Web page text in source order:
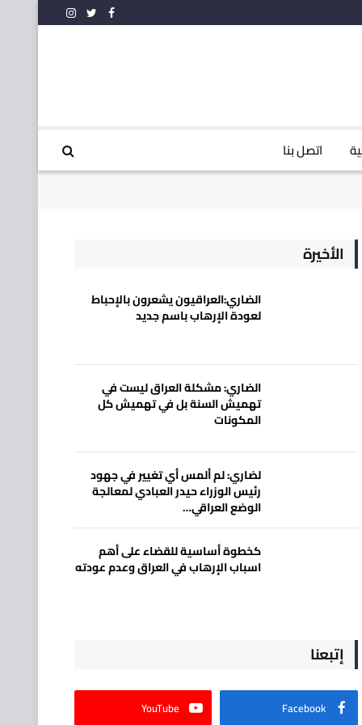
فيسبوك
تويترالانستغرام
اتصل بنا
الأخيرة
الضاري:العراقيون يشعرون بالإحباط
لعودة الإرهاب باسم جديد
الضاري: مشكلة العراق ليست في
تهميش السنة بل في تهميش كل
المكونات
لضاري: لم ألمس أي تغيير في جهود
رئيس الوزراء حيدر العبادي لمعالجة
الوضع العراقي…
كخطوة أساسية للقضاء على أهم
اسباب الإرهاب في العراق وعدم عودته
إتبعنا
Facebook
YouTube